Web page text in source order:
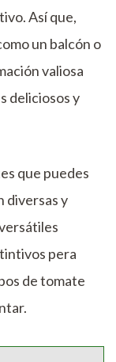
Así que,
un balcón o
valiosa
deliciosos y
que puedes
diversas y
pera
de tomate